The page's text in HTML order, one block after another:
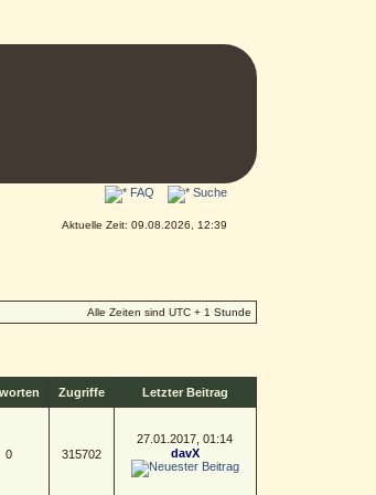
FAQ Suche
Aktuelle Zeit: 09.08.2026, 12:39
Alle Zeiten sind UTC + 1 Stunde
Zugriffe Letzter Beitrag
0 315702
27.01.2017, 01:14
davX